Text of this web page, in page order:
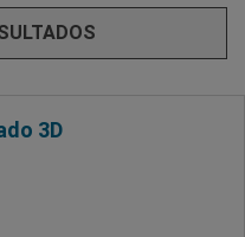
3D